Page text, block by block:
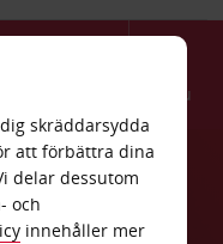
Menu
skräddarsydda
att förbättra dina
delar dessutom
och
innehåller mer